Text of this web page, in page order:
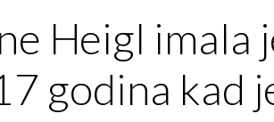
Heigl imala
godina kad